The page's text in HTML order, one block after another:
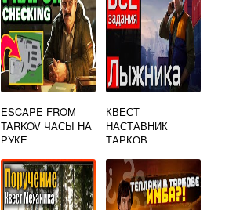
ESCAPE FROM
TARKOV ЧАСЫ НА
РУКЕ
КВЕСТ
НАСТАВНИК
ТАРКОВ